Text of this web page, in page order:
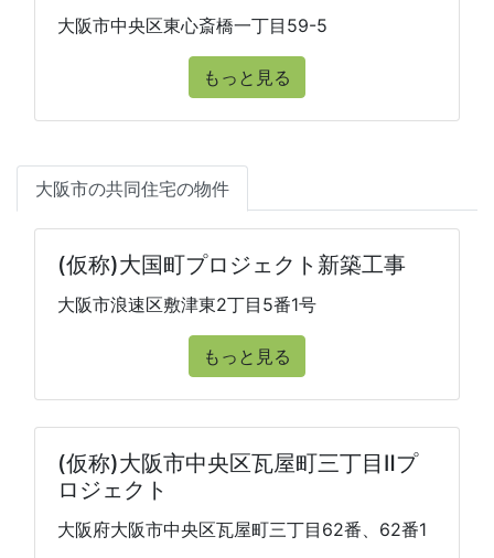
大阪市中央区東心斎橋一丁目59-5
もっと見る
大阪市の共同住宅の物件
(仮称)大国町プロジェクト新築工事
大阪市浪速区敷津東2丁目5番1号
もっと見る
(仮称)大阪市中央区瓦屋町三丁目Ⅱプ
ロジェクト
大阪府大阪市中央区瓦屋町三丁目62番、62番1